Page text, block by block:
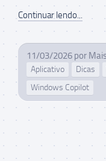
Continuar lendo...
11/03/2026 por
Aplicativo Dicas
Windows Copilot